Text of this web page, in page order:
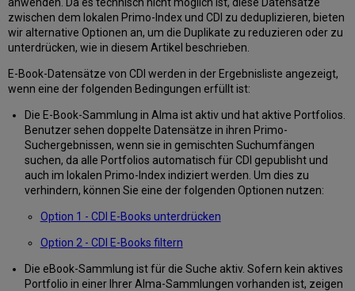
zwischen dem lokalen Primo-Index und CDI zu deduplizieren, bieten
wir alternative Optionen an, um die Duplikate zu reduzieren oder zu
unterdrücken, wie in diesem Artikel beschrieben.
E-Book-Datensätze von CDI werden in der Ergebnisliste angezeigt,
wenn eine der folgenden Bedingungen erfüllt ist:
Die E-Book-Sammlung in Alma ist aktiv und hat aktive Portfolios.
Benutzer sehen doppelte Datensätze in ihren Primo-
Suchergebnissen, wenn sie in gemischten Suchumfängen
suchen, da alle Portfolios automatisch für CDI gepublisht und
auch im lokalen Primo-Index indiziert werden. Um dies zu
verhindern, können Sie eine der folgenden Optionen nutzen:
Option 1 - CDI E-Books unterdrücken
Option 2 - CDI E-Books filtern
Die eBook-Sammlung ist für die Suche aktiv. Sofern kein aktives
Portfolio in einer Ihrer Alma-Sammlungen vorhanden ist, zeigen